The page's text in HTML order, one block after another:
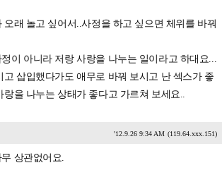
오래 놀고 싶어서..사정을 하고 싶으면 체위를 바꿔
이 아니라 저랑 사랑을 나누는 일이라고 하대요...
고 삽입했다가도 애무로 바꿔 보시고 난 섹스가 좋
랑을 나누는 상태가 좋다고 가르쳐 보세요..
'12.9.26 9:34 AM (119.64.xxx.151)
상관없어요.